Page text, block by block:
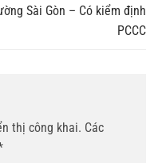
Sài Gòn – Có kiểm định
PCCC
thị công khai. Các